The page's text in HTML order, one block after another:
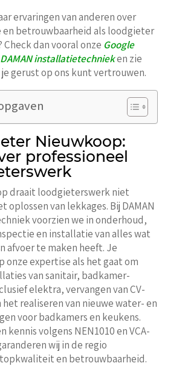
ervaringen van anderen over
en betrouwbaarheid als loodgieter
dan vooral onze Google
installatietechnieken zie
gerust op ons kunt vertrouwen.
Nieuwkoop:
professioneel
draait loodgieterswerk niet
oplossen van lekkages. Bij DAMAN
voorzien we in onderhoud,
en installatie van alles wat
afvoer te maken heeft. Je
onze expertise als het gaat om
van sanitair, badkamer-
elektra, vervangen van CV-
realiseren van nieuwe water- en
voor badkamers en keukens.
kennis volgens NEN1010 en VCA-
wij in de regio
en betrouwbaarheid.